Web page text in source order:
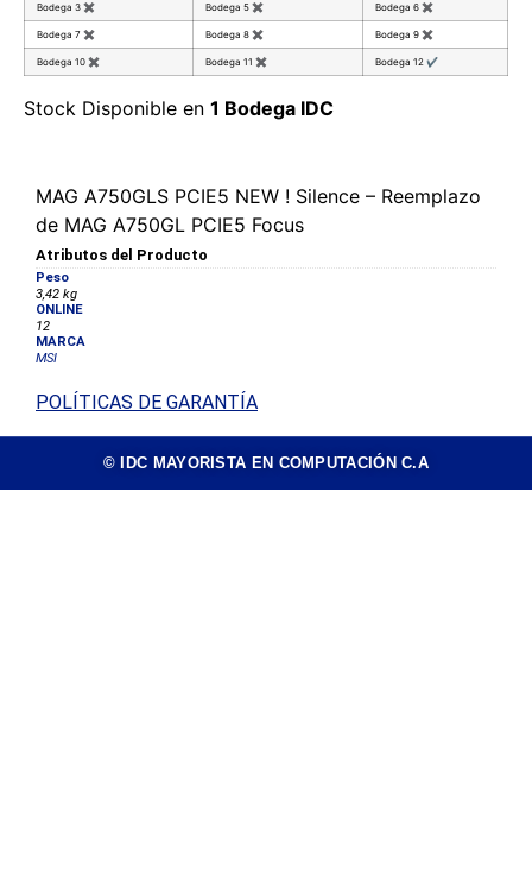
Bodega 3 ✖ Bodega 5 ✖ Bodega 6 ✖
Bodega 7 ✖ Bodega 8 ✖ Bodega 9 ✖
Bodega 10 ✖ Bodega 11 ✖ Bodega 12 ✔
Stock Disponible en 1 Bodega IDC
MAG A750GLS PCIE5 NEW ! Silence – Reemplazo
de MAG A750GL PCIE5 Focus
Atributos del Producto
Peso
3,42 kg
ONLINE
12
MARCA
MSI
POLÍTICAS DE GARANTÍA
© IDC MAYORISTA EN COMPUTACIÓN C.A